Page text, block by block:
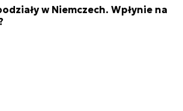
w Niemczech. Wpłynie na